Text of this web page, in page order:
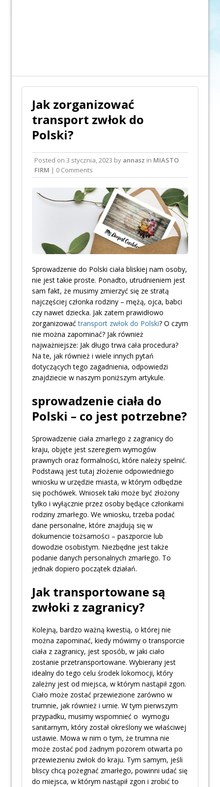
Jak zorganizować
transport zwłok do
Polski?
Posted on 3 stycznia, 2023 by annasz in MIASTO
FIRM | 0 Comments
Sprowadzenie do Polski ciała bliskiej nam osoby,
nie jest takie proste. Ponadto, utrudnieniem jest
sam fakt, że musimy zmierzyć się ze stratą
najczęściej członka rodziny – mężą, ojca, babci
czy nawet dziecka. Jak zatem prawidłowo
zorganizowaćtransport zwłok do Polski? O czym
nie można zapominać? Jak również
najważniejsze: Jak długo trwa cała procedura?
Na te, jak również i wiele innych pytań
dotyczących tego zagadnienia, odpowiedzi
znajdziecie w naszym poniższym artykule.
sprowadzenie ciała do
Polski – co jest potrzebne?
Sprowadzenie ciała zmarłego z zagranicy do
kraju, objęte jest szeregiem wymogów
prawnych oraz formalności, które należy spełnić.
Podstawą jest tutaj złożenie odpowiedniego
wniosku w urzędzie miasta, w którym odbędzie
się pochówek. Wniosek taki może być złożony
tylko i wyłącznie przez osoby będące członkami
rodziny zmarłego. We wniosku, trzeba podać
dane personalne, które znajdują się w
dokumencie tożsamości – paszporcie lub
dowodzie osobistym. Niezbędne jest także
podanie danych personalnych zmarłego. To
jednak dopiero początek działań.
Jak transportowane są
zwłoki z zagranicy?
Kolejną, bardzo ważną kwestią, o której nie
można zapominać, kiedy mówimy o transporcie
ciała z zagranicy, jest sposób, w jaki ciało
zostanie przetransportowane. Wybierany jest
idealny do tego celu środek lokomocji, który
zależny jest od miejsca, w którym nastąpił zgon.
Ciało może zostać przewiezione zarówno w
trumnie, jak również i urnie. W tym pierwszym
przypadku, musimy wspomnieć o wymogu
sanitarnym, który został określony we właściwej
ustawie. Mowa w nim o tym, że trumna nie
może zostać pod żadnym pozorem otwarta po
przewiezieniu zwłok do kraju. Tym samym, jeśli
bliscy chcą pożegnać zmarłego, powinni udać się
do miejsca, w którym nastąpił zgon i zrobić to